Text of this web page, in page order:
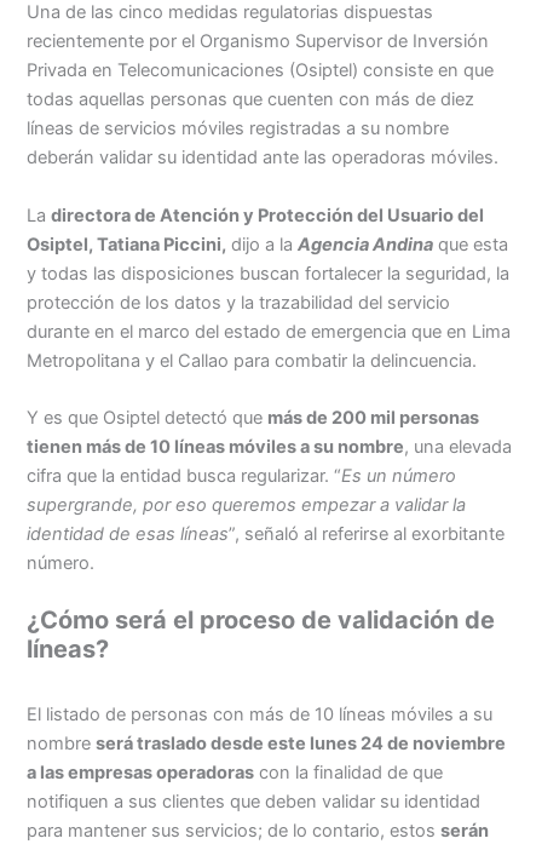
Menu
Una de las cinco medidas regulatorias dispuestas
recientemente por el Organismo Supervisor de Inversión
Privada en Telecomunicaciones (Osiptel) consiste en que
todas aquellas personas que cuenten con más de diez
líneas de servicios móviles registradas a su nombre
deberán validar su identidad ante las operadoras móviles.
Ladirectora de Atención y Protección del Usuario del
Osiptel, Tatiana Piccini, dijo a laAgencia Andina que esta
y todas las disposiciones buscan fortalecer la seguridad, la
protección de los datos y la trazabilidad del servicio
durante en el marco del estado de emergencia que en Lima
Metropolitana y el Callao para combatir la delincuencia.
Y es que Osiptel detectó que más de 200 mil personas
tienen más de 10 líneas móviles a su nombre, una elevada
cifra que la entidad busca regularizar. “Es un número
supergrande, por eso queremos empezar a validar la
identidad de esas líneas”, señaló al referirse al exorbitante
número.
¿Cómo será el proceso de validación de
líneas?
El listado de personas con más de 10 líneas móviles a su
nombreserá traslado desde este lunes 24 de noviembre
a las empresas operadoras con la finalidad de que
notifiquen a sus clientes que deben validar su identidad
para mantener sus servicios; de lo contario, estosserán